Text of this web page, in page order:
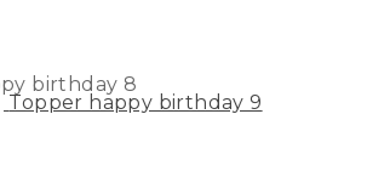
birthday 8
Topper happy birthday 9